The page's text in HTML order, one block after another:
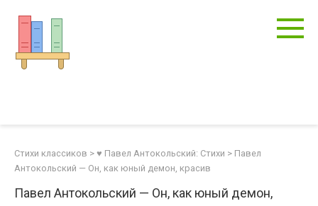
контенту
Стихи классиков > ♥ Павел Антокольский: Стихи > Павел
Антокольский — Он, как юный демон, красив
Павел Антокольский — Он, как юный демон,